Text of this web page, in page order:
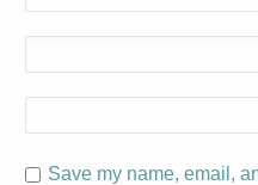
Save my name, email,